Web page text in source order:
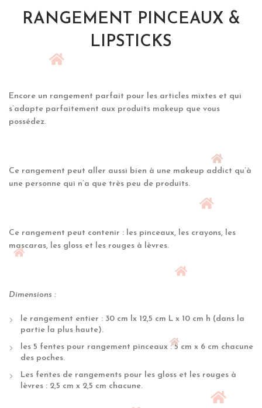
RANGEMENT PINCEAUX &
LIPSTICKS
Encore un rangement parfait pour les articles mixtes et qui
s’adapte parfaitement aux produits makeup que vous
possédez.
Ce rangement peut aller aussi bien à une makeup addict qu’à
une personne qui n’a que très peu de produits.
Ce rangement peut contenir : les pinceaux, les crayons, les
mascaras, les gloss et les rouges à lèvres.
Dimensions :
le rangement entier : 30 cm lx 12,5 cm L x 10 cm h (dans la
partie la plus haute).
les 5 fentes pour rangement pinceaux : 5 cm x 6 cm chacune
des poches.
Les fentes de rangements pour les gloss et les rouges à
lèvres : 2,5 cm x 2,5 cm chacune.